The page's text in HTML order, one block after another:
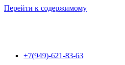
Перейти к содержимому
+7(949)-621-83-63